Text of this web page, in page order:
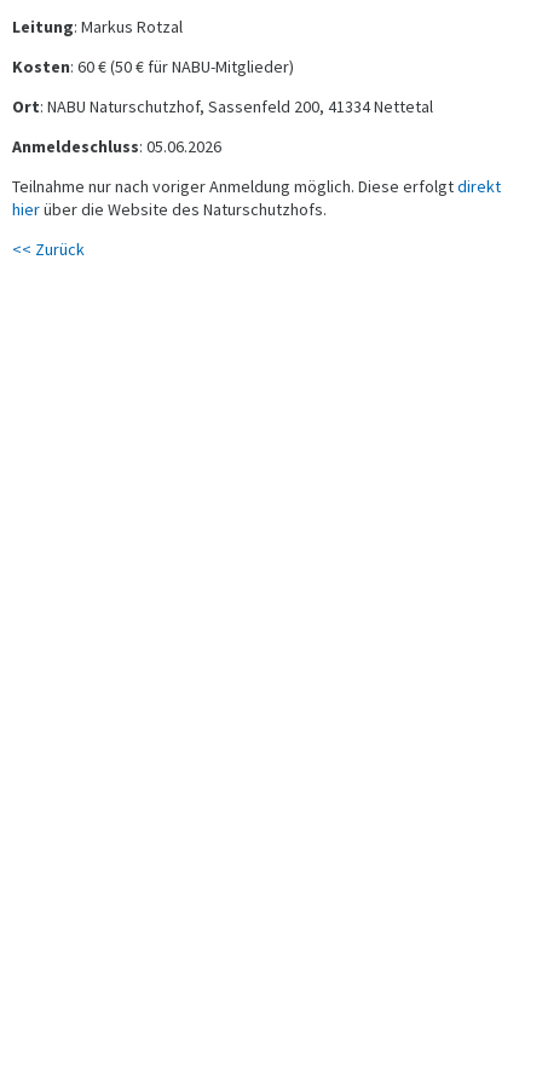
Leitung: Markus Rotzal
Kosten: 60 € (50 € für NABU-Mitglieder)
Ort: NABU Naturschutzhof, Sassenfeld 200, 41334 Nettetal
Anmeldeschluss: 05.06.2026
Teilnahme nur nach voriger Anmeldung möglich. Diese erfolgtdirekt
hierüber die Website des Naturschutzhofs.
<< Zurück